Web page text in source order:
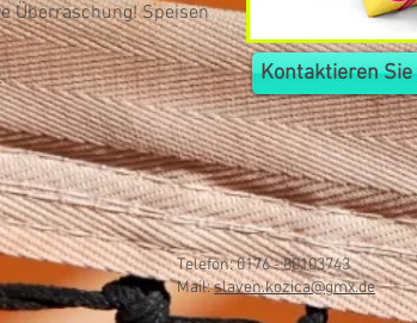
Überraschung! Speisen
Kontaktieren
Telefon: 0176 - 80103743
Mail:slaven.kozica@gmx.de